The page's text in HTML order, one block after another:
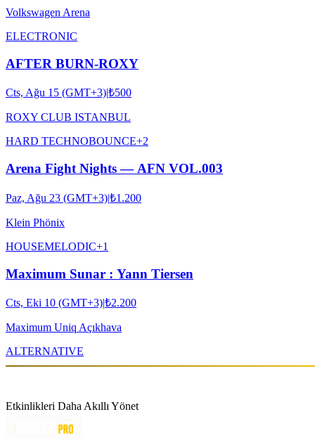
Volkswagen Arena
ELECTRONIC
AFTER BURN-ROXY
Cts, Ağu 15 (GMT+3)|₺500
ROXY CLUB ISTANBUL
HARD TECHNOBOUNCE+2
Arena Fight Nights — AFN VOL.003
Paz, Ağu 23 (GMT+3)|₺1.200
Klein Phönix
HOUSEMELODIC+1
Maximum Sunar : Yann Tiersen
Cts, Eki 10 (GMT+3)|₺2.200
Maximum Uniq Açıkhava
ALTERNATIVE
Etkinlikleri Daha Akıllı Yönet